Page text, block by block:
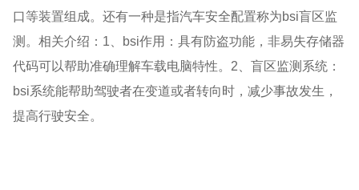
口等装置组成。还有一种是指汽车安全配置称为bsi盲区监
测。相关介绍：1、bsi作用：具有防盗功能，非易失存储器
代码可以帮助准确理解车载电脑特性。2、盲区监测系统：
bsi系统能帮助驾驶者在变道或者转向时，减少事故发生，
提高行驶安全。